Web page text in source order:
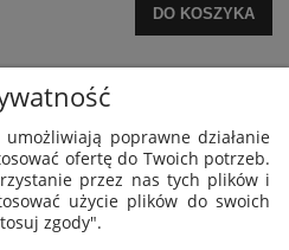
DO KOSZYKA
muzyczny
poprawne działanie
ofertę do Twoich potrzeb.
przez nas tych plików i
użycie plików do swoich
zgody".